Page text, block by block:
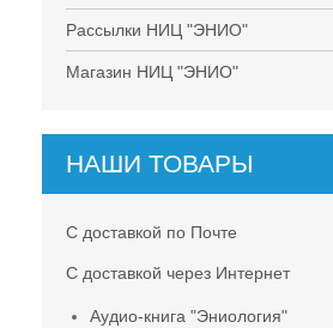
Рассылки НИЦ "ЭНИО"
Магазин НИЦ "ЭНИО"
НАШИ ТОВАРЫ
С доставкой по Почте
С доставкой через Интернет
Аудио-книга "Эниология"